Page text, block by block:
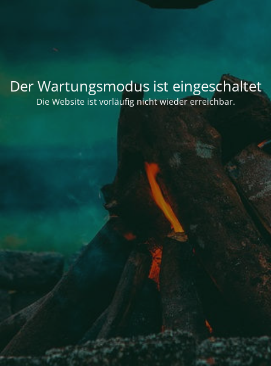
Der Wartungsmodus ist eingeschaltet
Die Website ist vorläufig nicht wieder erreichbar.